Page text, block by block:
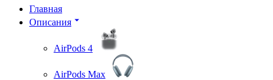
Главная
Описания
AirPods 4
AirPods Max